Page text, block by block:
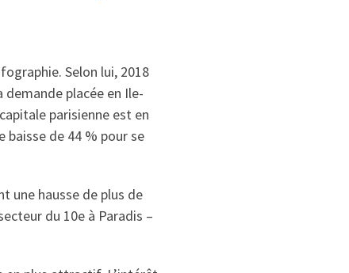
Selon lui, 2018
demande placée en Ile-
parisienne est en
baisse de 44 % pour se
une hausse de plus de
du 10e à Paradis –